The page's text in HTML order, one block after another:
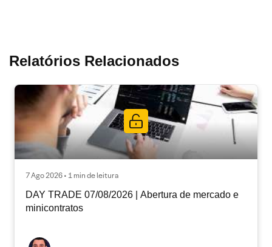
Relatórios Relacionados
7 Ago 2026 • 1 min de leitura
DAY TRADE 07/08/2026 | Abertura de mercado e
minicontratos